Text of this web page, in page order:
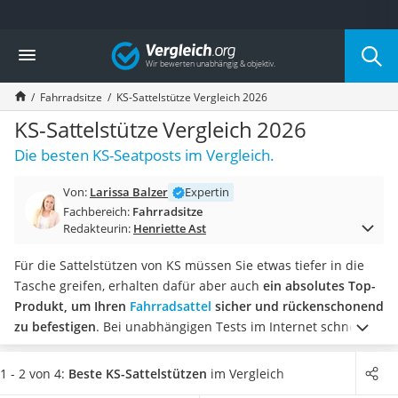
Die beliebtesten Vergleiche nach Kategorie
Freizeit & Sport
Gartentrampolin
Trampolin
Metalldetektor
Eufab-Fahrradträger
Trampolin 366 cm
Aluminium-Koffer
Futterboot
E-Bike-Dreirad
Trekkingschuhe Herren
Reisetasche mit Rollen
Klimmzugstation
Koffer
Nachtsichtgerät
Vergleich
Fahrradsitze KS-Sattelstütze Vergleich 2026
KS-Sattelstütze Vergleich 2026
Die besten KS-Seatposts im Vergleich.
Von: Larissa Balzer
Expertin
Fachbereich: Fahrradsitze
Redakteurin: Henriette Ast
Für die Sattelstützen von KS müssen Sie etwas tiefer in die
Tasche greifen, erhalten dafür aber auch ein absolutes Top-
Produkt, um Ihren Fahrradsattel sicher und rückenschonend
zu befestigen. Bei unabhängigen Tests im Internet schneiden
sie sehr gut ab. Dank Hydraulikfeder können Sie die Höhe
jederzeit schnell und ohne Werkzeug anpassen.
Wählen Sie
1 - 2 von 4: Beste KS-Sattelstützen im Vergleich